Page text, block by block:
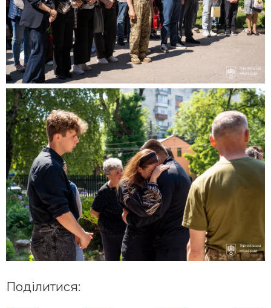
Поділитися: